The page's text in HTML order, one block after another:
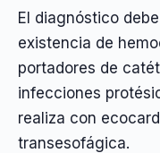
El diagnóstico
existencia de
portadores de
infecciones
realiza con
transesofágica.